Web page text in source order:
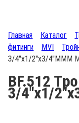
у
Главная Каталог
фитинги
MVI
3/4"х1/2"х3/4"МММ
BF.512
3/4"х1/